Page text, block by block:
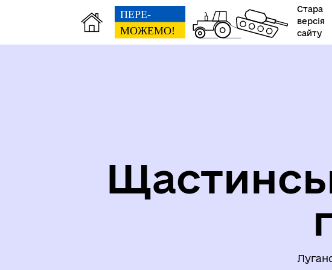
Стара
версія
сайту
ПРОЗОРІСТЬ ТА ПІДЗВІТНІСТЬ До уваги ВПО
РОБОЧА ГРУПА З
ГРОМАДСЬКОЇ